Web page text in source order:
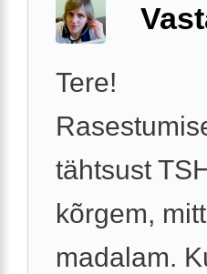
Tere!
tähtsust
kõrgem,
madalam.